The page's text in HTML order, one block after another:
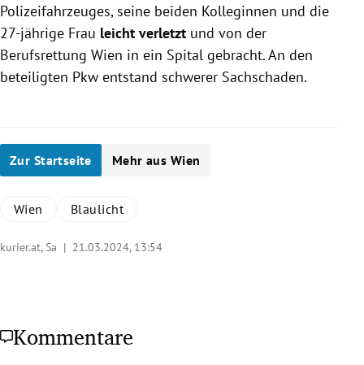
Polizeifahrzeuges, seine beiden Kolleginnen und die
27-jährige Frau leicht verletzt und von der
Berufsrettung Wien in ein Spital gebracht. An den
beteiligten Pkw entstand schwerer Sachschaden.
Zur Startseite Mehr aus Wien
Wien Blaulicht
kurier.at, Sa | 21.03.2024, 13:54
Kommentare